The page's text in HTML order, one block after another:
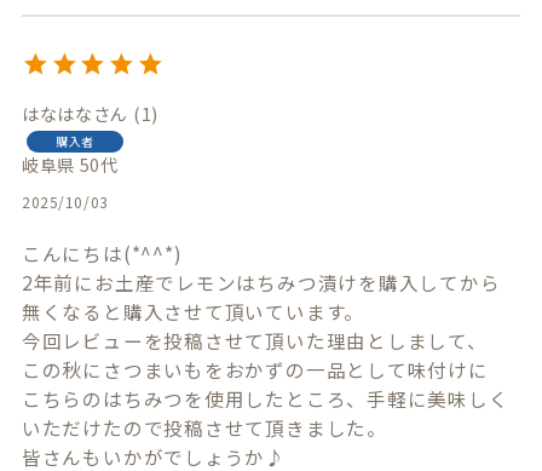
はなはな 1
購入者
岐阜県 50代
2025/10/03
こんにちは(*^^*)
2年前にお土産でレモンはちみつ漬けを購入してから
無くなると購入させて頂いています。
今回レビューを投稿させて頂いた理由としまして、
この秋にさつまいもをおかずの一品として味付けに
こちらのはちみつを使用したところ、手軽に美味しく
いただけたので投稿させて頂きました。
皆さんもいかがでしょうか♪